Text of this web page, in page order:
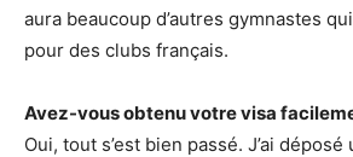
aura beaucoup d’autres gymnastes
pour des clubs français.
Avez-vous obtenu votre visa
Oui, tout s’est bien passé. J’ai